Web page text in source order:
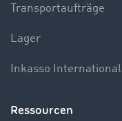
Transportaufträge
Lager
Inkasso International
Ressourcen